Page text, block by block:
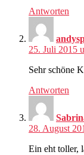
Antworten
25. Juli 2015
Sehr schöne
Antworten
28. August
Ein eht toller,